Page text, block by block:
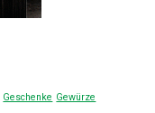
Geschenke Gewürze